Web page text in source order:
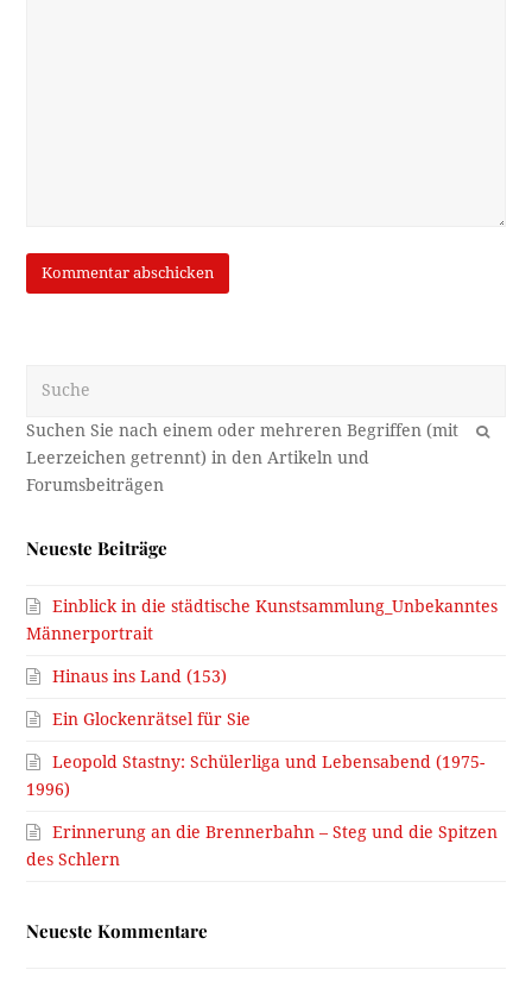
OK
Neueste Beiträge
Einblick in die städtische Kunstsammlung_Unbekanntes
Männerportrait
Hinaus ins Land (153)
Ein Glockenrätsel für Sie
Leopold Stastny: Schülerliga und Lebensabend (1975-
1996)
Erinnerung an die Brennerbahn – Steg und die Spitzen
des Schlern
Neueste Kommentare